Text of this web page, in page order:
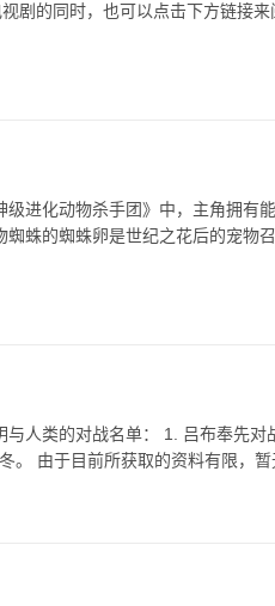
剧的同时，也可以点击下方链接
进化动物杀手团》中，主角拥有
蛛的蜘蛛卵是世纪之花后的宠物
与人类的对战名单： 1. 吕布奉先
。 由于目前所获取的资料有限，暂